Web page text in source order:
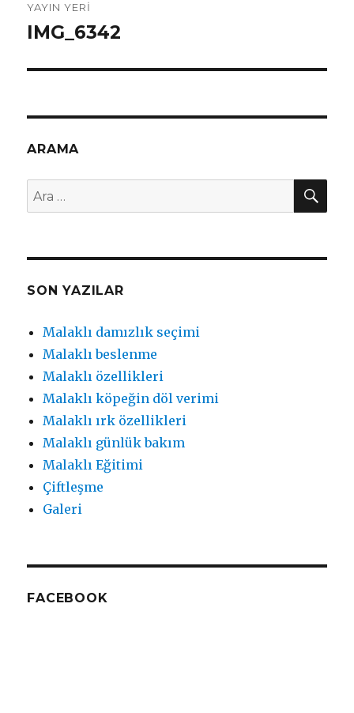
dolaşımı
YAYIN YERI
IMG_6342
ARAMA
Ara:
SON YAZILAR
Malaklı damızlık seçimi
Malaklı beslenme
Malaklı özellikleri
Malaklı köpeğin döl verimi
Malaklı ırk özellikleri
Malaklı günlük bakım
Malaklı Eğitimi
Çiftleşme
Galeri
FACEBOOK